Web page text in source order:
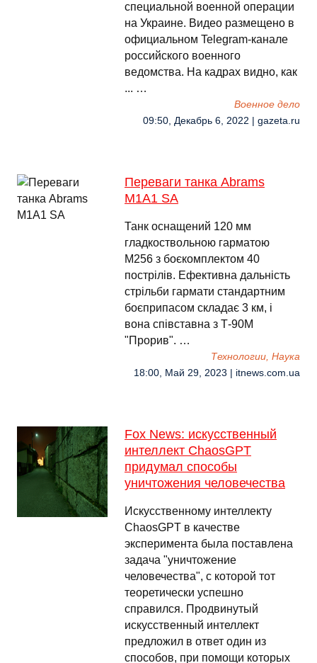
специальной военной операции
на Украине. Видео размещено в
официальном Telegram-канале
российского военного
ведомства. На кадрах видно, как
... …
Военное дело
09:50, Декабрь 6, 2022 | gazeta.ru
Переваги танка Abrams
M1A1 SA
Танк оснащений 120 мм
гладкоствольною гарматою
M256 з боєкомплектом 40
пострілів. Ефективна дальність
стрільби гармати стандартним
боєприпасом складає 3 км, і
вона співставна з Т-90М
"Прорив". …
Технологии, Наука
18:00, Май 29, 2023 | itnews.com.ua
Fox News: искусственный
интеллект ChaosGPT
придумал способы
уничтожения человечества
Искусственному интеллекту
ChaosGPT в качестве
эксперимента была поставлена
задача "уничтожение
человечества", с которой тот
теоретически успешно
справился. Продвинутый
искусственный интеллект
предложил в ответ один из
способов, при помощи которых